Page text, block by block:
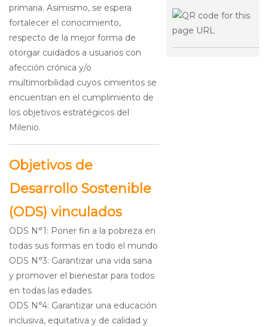
primaria. Asimismo, se espera
fortalecer el conocimiento,
respecto de la mejor forma de
otorgar cuidados a usuarios con
afección crónica y/o
multimorbilidad cuyos cimientos se
encuentran en el cumplimiento de
los objetivos estratégicos del
Milenio.
Objetivos de
Desarrollo Sostenible
(ODS) vinculados
ODS N°1: Poner fin a la pobreza en
todas sus formas en todo el mundo
ODS N°3: Garantizar una vida sana
y promover el bienestar para todos
en todas las edades
ODS N°4: Garantizar una educación
inclusiva, equitativa y de calidad y